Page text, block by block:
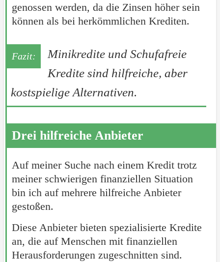
genossen werden, da die Zinsen höher sein
können als bei herkömmlichen Krediten.
Minikredite und Schufafreie
Kredite sind hilfreiche, aber
kostspielige Alternativen.
Drei hilfreiche Anbieter
Auf meiner Suche nach einem Kredit trotz
meiner schwierigen finanziellen Situation
bin ich auf mehrere hilfreiche Anbieter
gestoßen.
Diese Anbieter bieten spezialisierte Kredite
an, die auf Menschen mit finanziellen
Herausforderungen zugeschnitten sind.